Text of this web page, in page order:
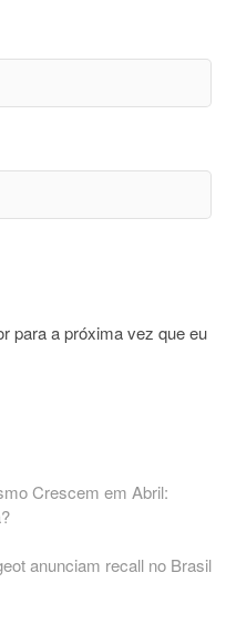
para a próxima vez que eu
Crescem em Abril:
anunciam recall no Brasil